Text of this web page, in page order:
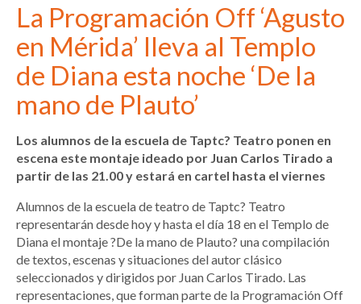
La Programación Off ‘Agusto
en Mérida’ lleva al Templo
de Diana esta noche ‘De la
mano de Plauto’
Los alumnos de la escuela de Taptc? Teatro ponen en
escena este montaje ideado por Juan Carlos Tirado a
partir de las 21.00 y estará en cartel hasta el viernes
Alumnos de la escuela de teatro de Taptc? Teatro
representarán desde hoy y hasta el día 18 en el Templo de
Diana el montaje ?De la mano de Plauto? una compilación
de textos, escenas y situaciones del autor clásico
seleccionados y dirigidos por Juan Carlos Tirado. Las
representaciones, que forman parte de la Programación Off